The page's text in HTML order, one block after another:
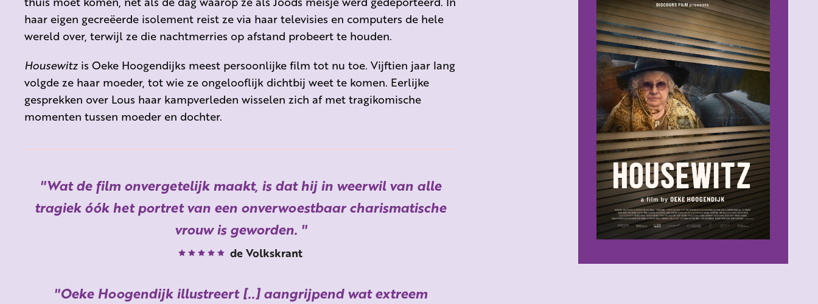
haar eigen gecreëerde isolement reist ze via haar televisies en computers de hele
wereld over, terwijl ze die nachtmerries op afstand probeert te houden.
Housewitz is Oeke Hoogendijks meest persoonlijke film tot nu toe. Vijftien jaar lang
volgde ze haar moeder, tot wie ze ongelooflijk dichtbij weet te komen. Eerlijke
gesprekken over Lous haar kampverleden wisselen zich af met tragikomische
momenten tussen moeder en dochter.
Wat de film onvergetelijk maakt, is dat hij in weerwil van alle
tragiek óók het portret van een onverwoestbaar charismatische
vrouw is geworden.
de Volkskrant
Oeke Hoogendijk illustreert [..] aangrijpend wat extreem